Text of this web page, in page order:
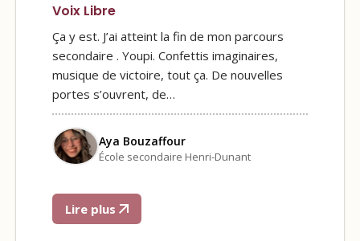
Voix Libre
Ça y est. J’ai atteint la fin de mon parcours
secondaire . Youpi. Confettis imaginaires,
musique de victoire, tout ça. De nouvelles
portes s’ouvrent, de…
Aya Bouzaffour
École secondaire Henri-Dunant
Lire plus